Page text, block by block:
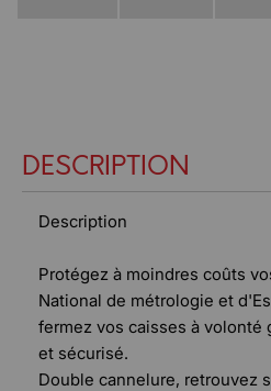
DESCRIPTION
Description
Protégez à moindres coûts
National de métrologie et
fermez vos caisses à volonté
et sécurisé.
Double cannelure, retrouvez